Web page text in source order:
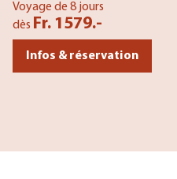
Voyage de 8 jours
dès Fr. 1579.-
Infos & réservation